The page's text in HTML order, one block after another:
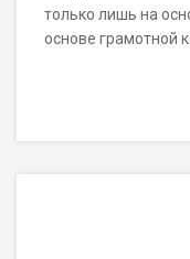
только лишь на
основе грамотной